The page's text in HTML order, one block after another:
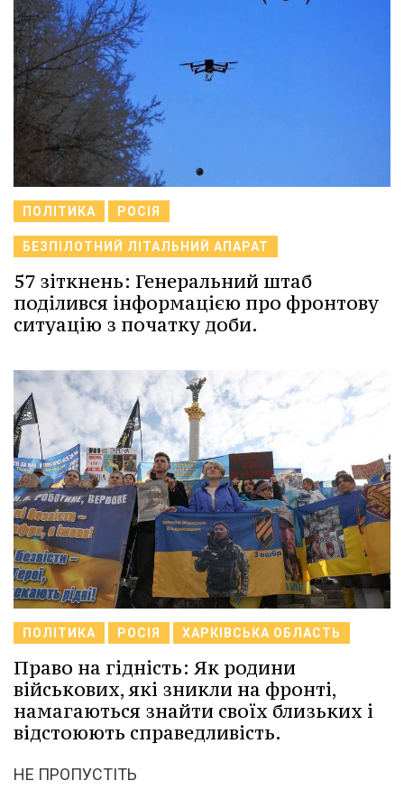
ПОЛІТИКА РОСІЯ
БЕЗПІЛОТНИЙ ЛІТАЛЬНИЙ АПАРАТ
57 зіткнень: Генеральний штаб
поділився інформацією про фронтову
ситуацію з початку доби.
ПОЛІТИКА РОСІЯ ХАРКІВСЬКА ОБЛАСТЬ
Право на гідність: Як родини
військових, які зникли на фронті,
намагаються знайти своїх близьких і
відстоюють справедливість.
НЕ ПРОПУСТІТЬ